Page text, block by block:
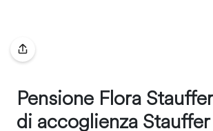
Pensione Flora
di accoglienza Stauffer